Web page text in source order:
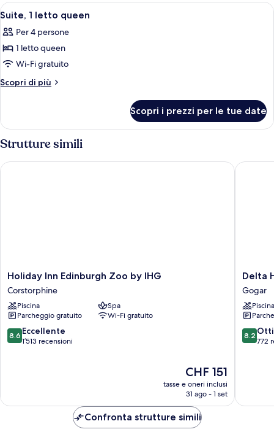
letti
Apri
tutte
le
foto
per
Suite,
queen
Una camera d'albergo con un letto
8
Suite, 1 letto queen
Per 4 persone
1 letto queen
Wi-Fi gratuito
Scopri di più
Altri
1
queen
Scopri i prezzi per le tue date
Strutture simili
Holiday
Inn
Edinburgh
Zoo
by
IHG
Corstorphine
Holiday Inn Edinburgh Zoo by IHG
Corstorphine
Piscina
Spa
Parcheggio gratuito
Wi-Fi gratuito
8.6
su
8.6 Eccellente
1’513 recensioni
Il
prezzo
attuale
CHF 151
CHF 151
tasse e oneri inclusi
31 ago - 1 set
Holiday Inn Edinburgh Zoo by IHG
Delta
Hotels
by
Marriott
Gogar
Delta
Gogar
Piscina
8.2
su
8.2
772
Delta
Confronta strutture simili